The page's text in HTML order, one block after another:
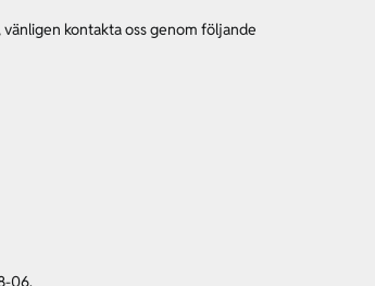
kontakta oss genom följande
06.